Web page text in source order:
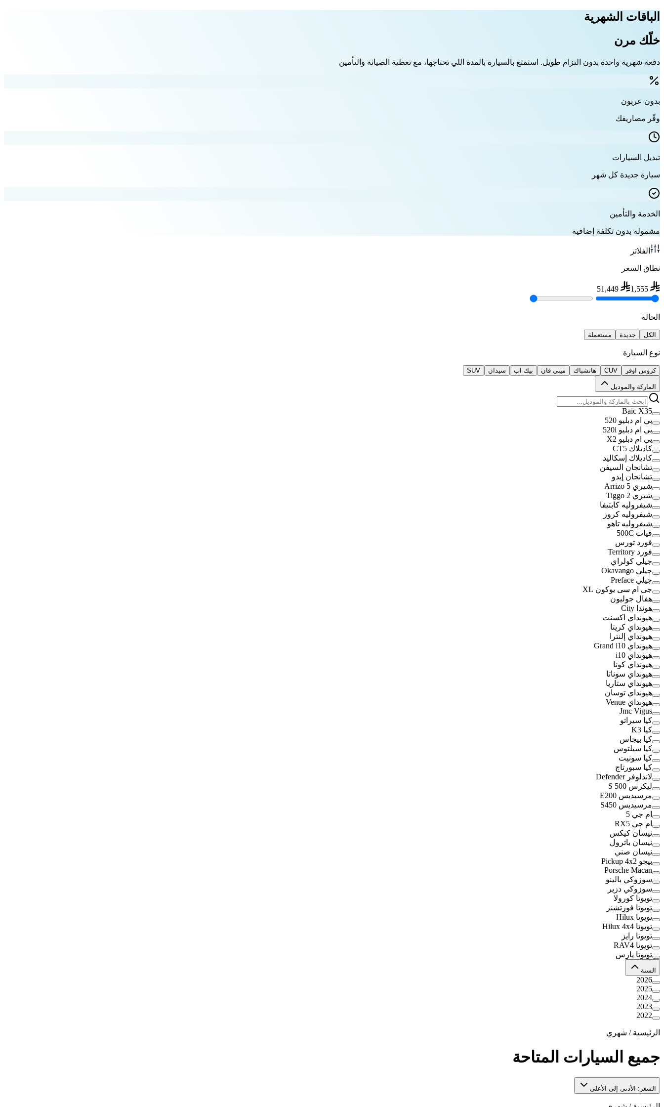
الباقات الشهرية
خلّك مرن
دفعة شهرية واحدة بدون التزام طويل. استمتع بالسيارة بالمدة اللي تحتاجها، مع تغطية الصيانة والتأمين
بدون عربون
وفّر مصاريفك
تبديل السيارات
سيارة جديدة كل شهر
الخدمة والتأمين
مشمولة بدون تكلفة إضافية
الفلاتر
نطاق السعر
1,555
51,449
الحالة
الكل جديدة مستعملة
نوع السيارة
كروس اوفر CUV هاتشباك ميني فان بيك اب سيدان SUV
الماركة والموديل
Baic X35
بي ام دبليو 520
بي ام دبليو 520i
بي ام دبليو X2
كاديلاك CT5
كاديلاك إسكاليد
تشانجان السيفن
تشانجان إيدو
شيري Arrizo 5
شيري Tiggo 2
شيفروليه كابتيفا
شيفروليه كروز
شيفروليه تاهو
فيات 500C
فورد تورس
فورد Territory
جيلي كولراي
جيلي Okavango
جيلي Preface
جى ام سى يوكون XL
هفال جوليون
هوندا City
هيونداي اكسنت
هيونداي كريتا
هيونداي إلنترا
هيونداي Grand i10
هيونداي i10
هيونداي كونا
هيونداي سوناتا
هيونداي ستاريا
هيونداي توسان
هيونداي Venue
Jmc Vigus
كيا سيراتو
كيا K3
كيا بيجاس
كيا سيلتوس
كيا سونيت
كيا سبورتاج
لاندلوفر Defender
ليكزس S 500
مرسيديس E200
مرسيديس S450
ام جي 5
ام جي RX5
نيسان كيكس
نيسان باترول
نيسان صني
بيجو Pickup 4x2
Porsche Macan
سوزوكي بالينو
سوزوكي دزير
تويوتا كورولا
تويوتا فورتشنر
تويوتا Hilux
تويوتا Hilux 4x4
تويوتا رايز
تويوتا RAV4
تويوتا يارس
السنة
2026
2025
2024
2023
2022
الرئيسية / شهري
جميع السيارات المتاحة
السعر: الأدنى إلى الأعلى